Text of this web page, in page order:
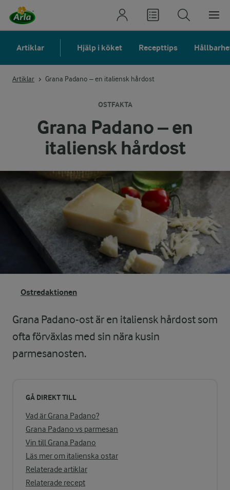
Artiklar Hjälp i köket Recepttips
Artiklar Grana Padano – en italiensk hårdost
OSTFAKTA
Grana Padano – en
italiensk hårdost
Ostredaktionen
Grana Padano-ost är en italiensk hårdost som
ofta förväxlas med sin nära kusin
parmesanosten.
GÅ DIREKT TILL
Vad är Grana Padano?
Grana Padano vs parmesan
Vin till Grana Padano
Läs mer om italienska ostar
Relaterade artiklar
Relaterade recept